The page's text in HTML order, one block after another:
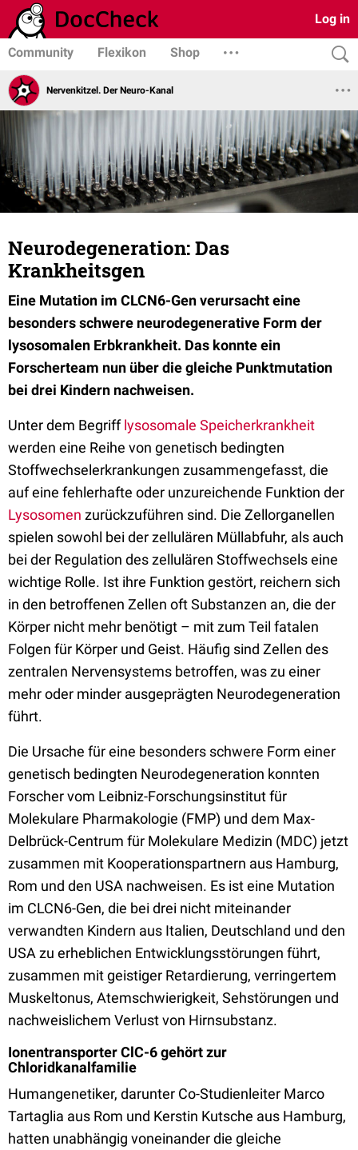
Log in
Community Flexikon Shop
Nervenkitzel. Der Neuro-Kanal
Neurodegeneration: Das
Krankheitsgen
Eine Mutation im CLCN6-Gen verursacht eine
besonders schwere neurodegenerative Form der
lysosomalen Erbkrankheit. Das konnte ein
Forscherteam nun über die gleiche Punktmutation
bei drei Kindern nachweisen.
Unter dem Begrifflysosomale Speicherkrankheit
werden eine Reihe von genetisch bedingten
Stoffwechselerkrankungen zusammengefasst, die
auf eine fehlerhafte oder unzureichende Funktion der
Lysosomen zurückzuführen sind. Die Zellorganellen
spielen sowohl bei der zellulären Müllabfuhr, als auch
bei der Regulation des zellulären Stoffwechsels eine
wichtige Rolle. Ist ihre Funktion gestört, reichern sich
in den betroffenen Zellen oft Substanzen an, die der
Körper nicht mehr benötigt – mit zum Teil fatalen
Folgen für Körper und Geist. Häufig sind Zellen des
zentralen Nervensystems betroffen, was zu einer
mehr oder minder ausgeprägten Neurodegeneration
führt.
Die Ursache für eine besonders schwere Form einer
genetisch bedingten Neurodegeneration konnten
Forscher vom Leibniz-Forschungsinstitut für
Molekulare Pharmakologie (FMP) und dem Max-
Delbrück-Centrum für Molekulare Medizin (MDC) jetzt
zusammen mit Kooperationspartnern aus Hamburg,
Rom und den USA nachweisen. Es ist eine Mutation
im CLCN6-Gen, die bei drei nicht miteinander
verwandten Kindern aus Italien, Deutschland und den
USA zu erheblichen Entwicklungsstörungen führt,
zusammen mit geistiger Retardierung, verringertem
Muskeltonus, Atemschwierigkeit, Sehstörungen und
nachweislichem Verlust von Hirnsubstanz.
Ionentransporter ClC-6 gehört zur
Chloridkanalfamilie
Humangenetiker, darunter Co-Studienleiter Marco
Tartaglia aus Rom und Kerstin Kutsche aus Hamburg,
hatten unabhängig voneinander die gleiche